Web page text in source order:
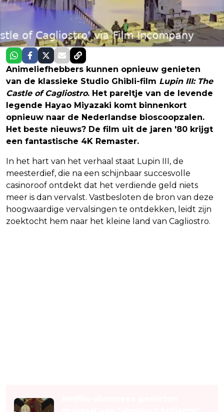
Animeliefhebbers kunnen opnieuw genieten
van de klassieke Studio Ghibli-film Lupin III: The
Castle of Cagliostro. Het pareltje van de levende
legende Hayao Miyazaki komt binnenkort
opnieuw naar de Nederlandse bioscoopzalen.
Het beste nieuws? De film uit de jaren '80 krijgt
een fantastische 4K Remaster.
In het hart van het verhaal staat Lupin III, de
meesterdief, die na een schijnbaar succesvolle
casinoroof ontdekt dat het verdiende geld niets
meer is dan vervalst. Vastbesloten de bron van deze
hoogwaardige vervalsingen te ontdekken, leidt zijn
zoektocht hem naar het kleine land van Cagliostro.